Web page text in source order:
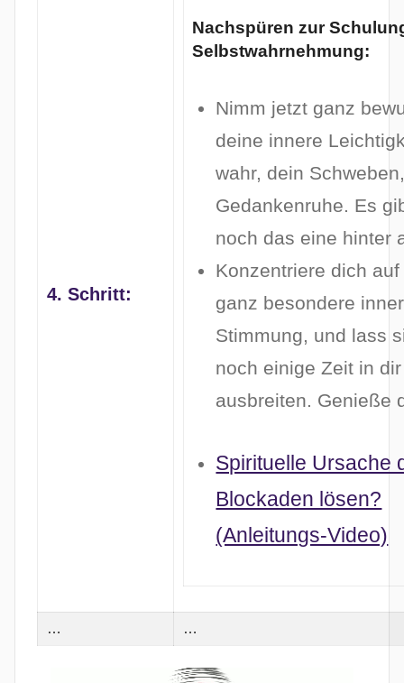
… …
4. Schritt:
Nachspüren zur
Selbstwahrnehmung:
Nimm jetzt ganz
deine innere
wahr, dein
Gedankenruhe. Es
noch das eine hinter
Konzentriere dich
ganz besondere
Stimmung, und lass
noch einige Zeit in dir
ausbreiten. Genieße
Spirituelle Ursache
Blockaden lösen?
(Anleitungs-Video)